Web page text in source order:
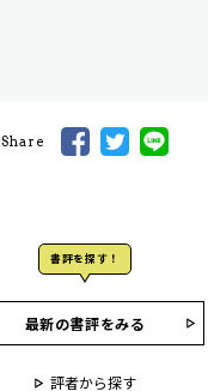
Share
書評を探す！
最新の書評をみる
評者から探す